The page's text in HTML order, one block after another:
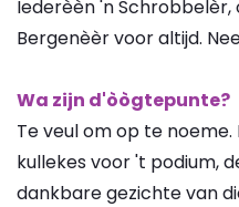
Iederèèn 'n Schrobbelèr,
Bergenèèr voor altijd.
Wa zijn d'òògtepunte?
Te veul om op te
kullekes voor 't podium,
dankbare gezichte van